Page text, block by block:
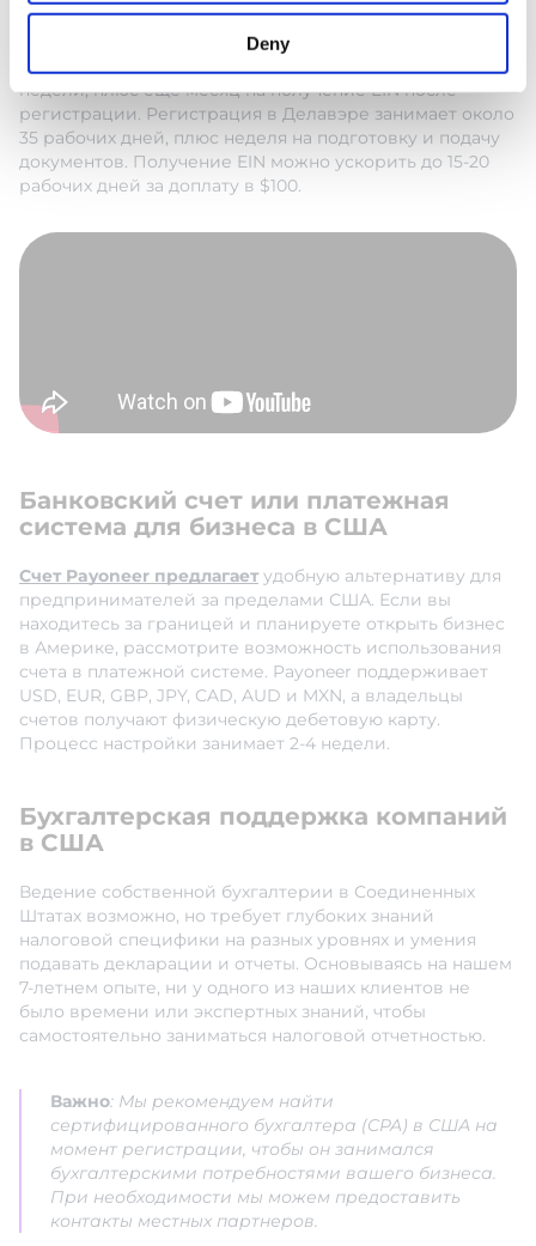
Deny
Сроки регистрации компании в США
Сроки зависят от штата. В Вайоминге это занимает 3-4
недели, плюс еще месяц на получение EIN после
регистрации. Регистрация в Делавэре занимает около
35 рабочих дней, плюс неделя на подготовку и подачу
документов. Получение EIN можно ускорить до 15-20
рабочих дней за доплату в $100.
Банковский счет или платежная
система для бизнеса в США
Счет Payoneer предлагаетудобную альтернативу для
предпринимателей за пределами США. Если вы
находитесь за границей и планируете открыть бизнес
в Америке, рассмотрите возможность использования
счета в платежной системе. Payoneer поддерживает
USD, EUR, GBP, JPY, CAD, AUD и MXN, а владельцы
счетов получают физическую дебетовую карту.
Процесс настройки занимает 2-4 недели.
Бухгалтерская поддержка компаний
в США
Ведение собственной бухгалтерии в Соединенных
Штатах возможно, но требует глубоких знаний
налоговой специфики на разных уровнях и умения
подавать декларации и отчеты. Основываясь на нашем
7-летнем опыте, ни у одного из наших клиентов не
было времени или экспертных знаний, чтобы
самостоятельно заниматься налоговой отчетностью.
Важно: Мы рекомендуем найти
сертифицированного бухгалтера (CPA) в США на
момент регистрации, чтобы он занимался
бухгалтерскими потребностями вашего бизнеса.
При необходимости мы можем предоставить
контакты местных партнеров.